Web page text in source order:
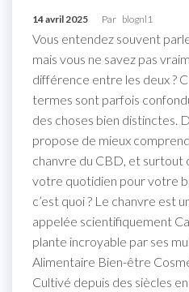
14 avril 2025 Par blognl1
Vous entendez souvent
mais vous ne savez pas
différence entre les deux ?
termes sont parfois
des choses bien distinctes.
propose de mieux
chanvre du CBD, et surtout
votre quotidien pour votre
c’est quoi ? Le chanvre est
appelée scientifiquement
plante incroyable par ses
Alimentaire Bien-être
Cultivé depuis des siècles